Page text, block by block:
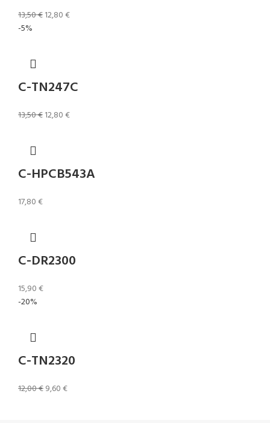
13,50€12,80€
-5%
C-TN247C
13,50€12,80€
C-HPCB543A
17,80€
C-DR2300
15,90€
-20%
C-TN2320
12,00€9,60€